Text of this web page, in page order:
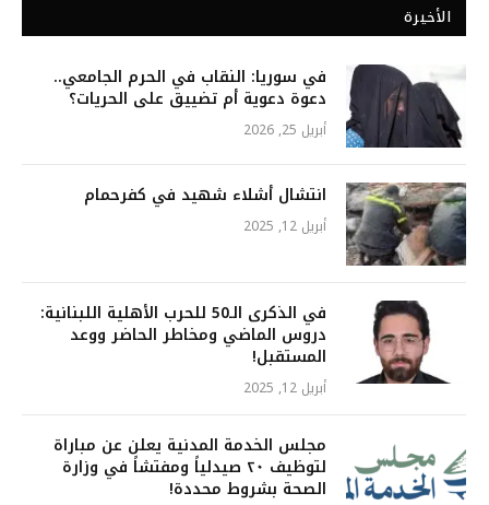
الأخيرة
في سوريا: النقاب في الحرم الجامعي..
دعوة دعوية أم تضييق على الحريات؟
أبريل 25, 2026
انتشال أشلاء شهيد في كفرحمام
أبريل 12, 2025
في الذكرى الـ50 للحرب الأهلية اللبنانية:
دروس الماضي ومخاطر الحاضر ووعد
المستقبل!
أبريل 12, 2025
مجلس الخدمة المدنية يعلن عن مباراة
لتوظيف ٢٠ صيدلياً ومفتشاً في وزارة
الصحة بشروط محددة!